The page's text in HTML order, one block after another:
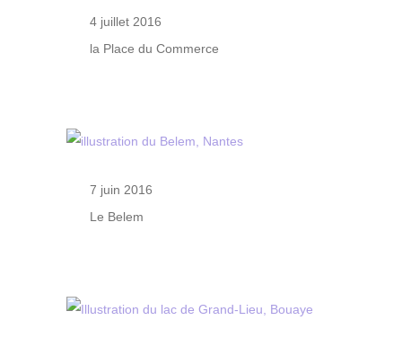
4 juillet 2016
la Place du Commerce
7 juin 2016
Le Belem